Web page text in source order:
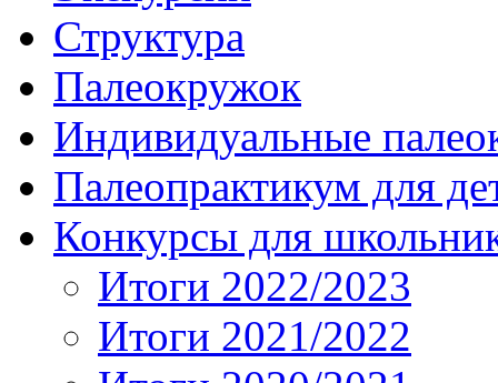
Структура
Палеокружок
Индивидуальные
Палеопрактикум для
Конкурсы для
Итоги 2022/2023
Итоги 2021/2022